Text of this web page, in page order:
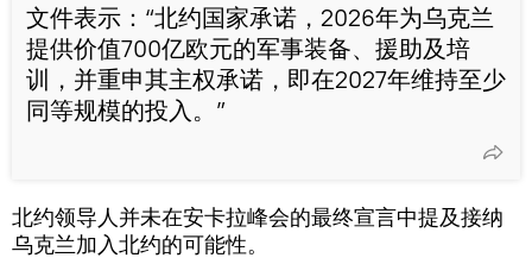
文件表示：“北约国家承诺，2026年为乌克兰
提供价值700亿欧元的军事装备、援助及培
训，并重申其主权承诺，即在2027年维持至少
同等规模的投入。”
北约领导人并未在安卡拉峰会的最终宣言中提及接纳
乌克兰加入北约的可能性。